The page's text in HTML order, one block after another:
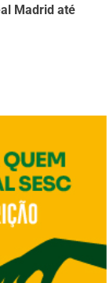
Madrid até